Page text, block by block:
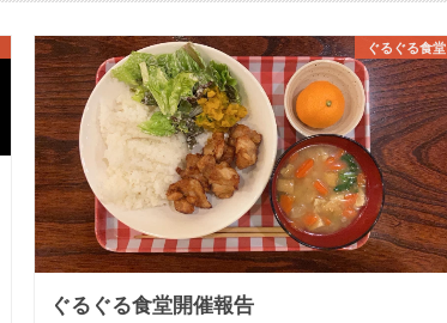
ぐるぐる食堂
ぐるぐる食堂開催報告